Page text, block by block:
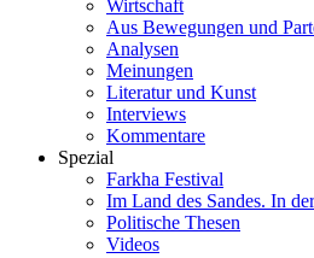
Wirtschaft
Aus Bewegungen und
Analysen
Meinungen
Literatur und Kunst
Interviews
Kommentare
Spezial
Farkha Festival
Im Land des Sandes. In
Politische Thesen
Videos